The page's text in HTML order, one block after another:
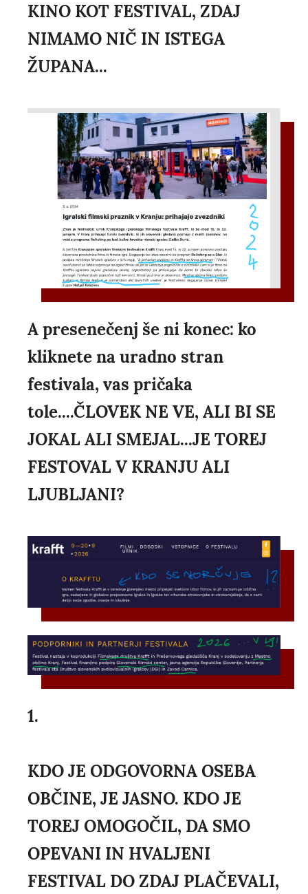
KINO KOT FESTIVAL, ZDAJ
NIMAMO NIČ IN ISTEGA
ŽUPANA...
A presenečenj še ni konec: ko
kliknete na uradno stran
festivala, vas pričaka
tole....ČLOVEK NE VE, ALI BI SE
JOKAL ALI SMEJAL...JE TOREJ
FESTOVAL V KRANJU ALI
LJUBLJANI?
1.
KDO JE ODGOVORNA OSEBA
OBČINE, JE JASNO. KDO JE
TOREJ OMOGOČIL, DA SMO
OPEVANI IN HVALJENI
FESTIVAL DO ZDAJ PLAČEVALI,